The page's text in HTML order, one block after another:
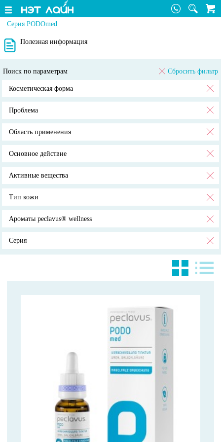
Серия PODOmed
Полезная информация
Поиск по параметрам Сбросить фильтр
Косметическая форма
Проблема
Область применения
Основное действие
Активные вещества
Тип кожи
Ароматы peclavus® wellness
Серия